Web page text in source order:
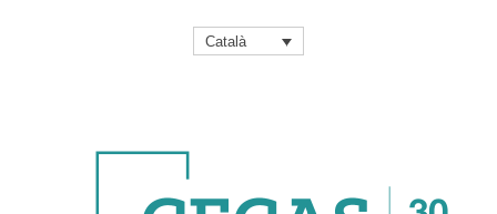
Català